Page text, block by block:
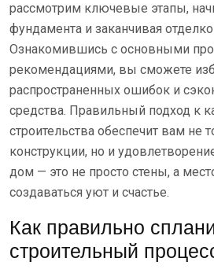
рассмотрим ключевые этапы,
фундамента и заканчивая
Ознакомившись с основными
рекомендациями, вы сможете
распространенных ошибок и
средства. Правильный подход к
строительства обеспечит вам не
конструкции, но и
дом — это не просто стены, а
создаваться уют и счастье.
Как правильно
строительный